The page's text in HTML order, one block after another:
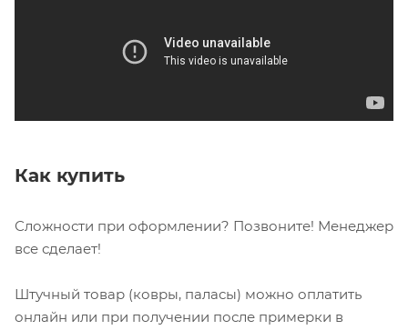
Как купить
Сложности при оформлении? Позвоните! Менеджер
все сделает!
Штучный товар (ковры, паласы) можно оплатить
онлайн или при получении после примерки в